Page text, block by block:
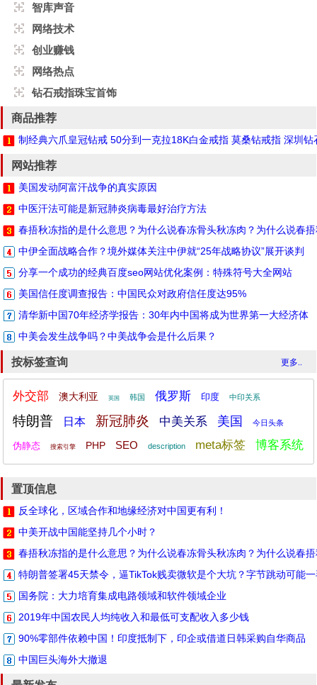
智库声音
网络技术
创业赚钱
网络热点
钻石戒指珠宝首饰
商品推荐
制经典六爪皇冠钻戒 50分到一克拉18K白金戒指 莫桑钻戒指 深圳钻
网站推荐
美国发动阿富汗战争的真实原因
中医汗法可能是新冠肺炎病毒最好治疗方法
春捂秋冻指的是什么意思？为什么说春冻骨头秋冻肉？为什么说春
中伊全面战略合作？境外媒体关注中伊就“25年战略协议”展开谈判
分享一个成功的经典百度seo网站优化案例：特殊符号大全网站
美国信任度调查报告：中国民众对政府信任度达95%
清华新中国70年经济学报告：30年内中国将成为世界第一大经济体
中美会发生战争吗？中美战争会是什么后果？
更多..
按标签查询
外交部 澳大利亚 英国 韩国 俄罗斯 印度 中印关系
特朗普 日本 新冠肺炎 中美关系 美国 今日头条
伪静态 搜索引擎 PHP SEO description meta标签 博客系统
置顶信息
反全球化，区域合作和地缘经济对中国更有利！
中美开战中国能坚持几个小时？
春捂秋冻指的是什么意思？为什么说春冻骨头秋冻肉？为什么说春
特朗普签署45天禁令，逼TikTok贱卖微软是个大坑？字节跳动可能
国务院：大力培育集成电路领域和软件领域企业
2019年中国农民人均纯收入和最低可支配收入多少钱
90%零部件依赖中国！印度抵制下，印企或借道日韩采购自华商品
中国巨头海外大撤退